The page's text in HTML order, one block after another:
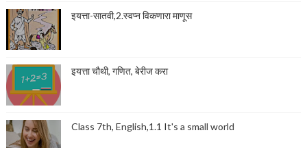
इयत्ता-सातवी,2.स्वप्न विकणारा माणूस
इयत्ता चौथी, गणित, बेरीज करा
Class 7th, English,1.1 It's a small world